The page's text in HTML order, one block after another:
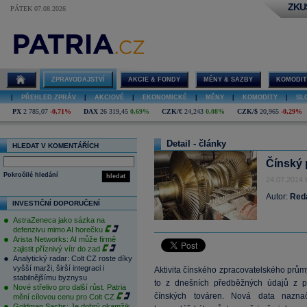
PÁTEK 07.08.2026
ZPRAVODAJSTVÍ AKCIE & FONDY MĚNY & SAZBY
PŘEHLED ZPRÁV AKCIOVÉ EKONOMICKÉ MĚNY KOMODITY
PX 2 785,07 -0,71% DAX 26 319,45 0,69% CZK/€ 24,243 0,08% CZK/$ 20,965 -0,29%
HLEDAT V KOMENTÁŘÍCH
hledat
Pokročilé hledání
INVESTIČNÍ DOPORUČENÍ
AstraZeneca jako sázka na
defenzivu mimo AI horečku
Arista Networks: AI může firmě
zajistit příznivý vítr do zad
Analytický radar: Colt CZ roste díky
vyšší marži, širší integraci i
stabilnějšímu byznysu
Nové střelivo pro další růst. Patria
mění cílovou cenu pro Colt CZ
Detail - články
Čínský
24.07.2014
Autor:
Aktivita čínského zpracovatelského
to z dnešních předběžných údajů z
čínských továren. Nová data